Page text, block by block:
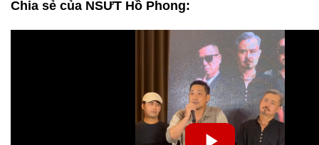
Chia sẻ của NSƯT Hồ Phong: